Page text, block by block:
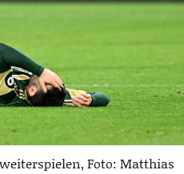
Foto: Matthias